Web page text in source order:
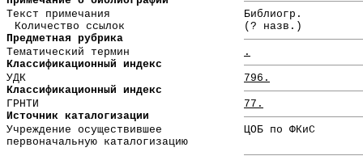
Текст примечания
Библиогр.
Количество ссылок
(? назв.)
Предметная рубрика
Тематический термин
.
Классификационный индекс
УДК
796.
Классификационный индекс
ГРНТИ
77.
Источник каталогизации
Учреждение осуществившее
первоначальную каталогизацию
ЦОБ по ФКиС